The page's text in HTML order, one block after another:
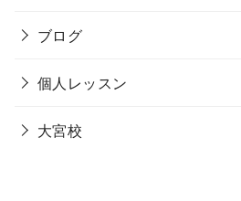
ブログ
個人レッスン
大宮校